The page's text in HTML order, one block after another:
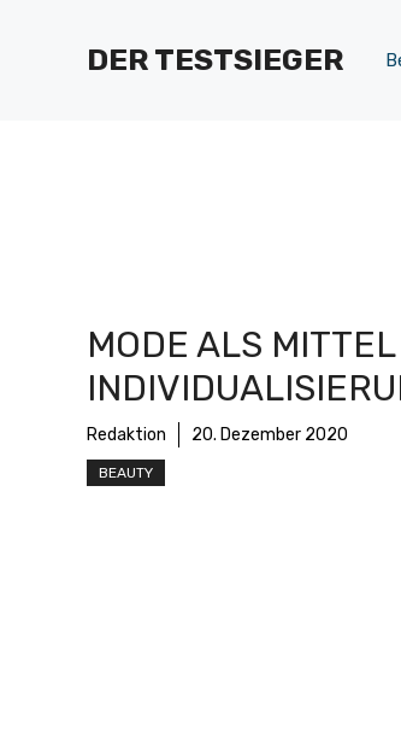
DER TESTSIEGER
MODE ALS
Redaktion 20. Dezember 2020
BEAUTY